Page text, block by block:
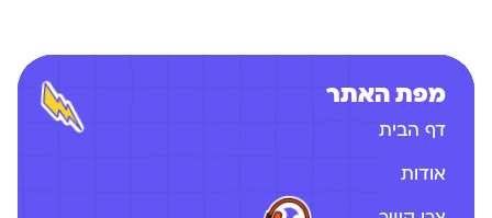
מפת האתר
דף הבית
אודות